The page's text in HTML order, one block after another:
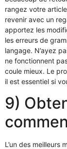
rangez votre
revenir avec un
apportez les
les erreurs de
langage. N’ayez
ne fonctionnent
coule mieux. Le
il est essentiel si
9)
L’un des meilleurs